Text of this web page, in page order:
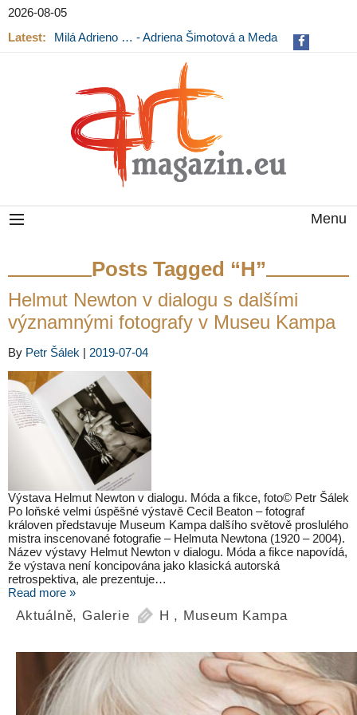
2026-08-05
Latest:
Milá Adrieno … - Adriena Šimotová a Meda
Menu
Posts Tagged “H”
Helmut Newton v dialogu s dalšími
významnými fotografy v Museu Kampa
By Petr Šálek | 2019-07-04
Výstava Helmut Newton v dialogu. Móda a fikce, foto© Petr Šálek
Po loňské velmi úspěšné výstavě Cecil Beaton – fotograf
královen představuje Museum Kampa dalšího světově proslulého
mistra inscenované fotografie – Helmuta Newtona (1920 – 2004).
Název výstavy Helmut Newton v dialogu. Móda a fikce napovídá,
že výstava není koncipována jako klasická autorská
retrospektiva, ale prezentuje…
Read more »
Aktuálně, Galerie H , Museum Kampa